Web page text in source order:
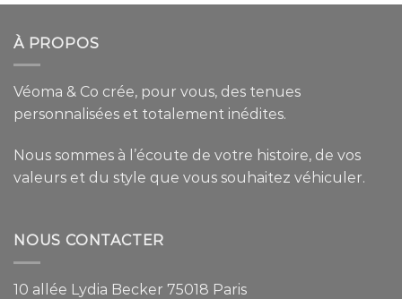
À PROPOS
Véoma & Co crée, pour vous, des tenues
personnalisées et totalement inédites.
Nous sommes à l’écoute de votre histoire, de vos
valeurs et du style que vous souhaitez véhiculer.
NOUS CONTACTER
10 allée Lydia Becker 75018 Paris